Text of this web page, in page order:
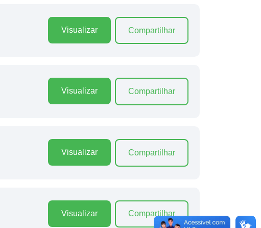
Visualizar Compartilhar
Visualizar Compartilhar
Visualizar Compartilhar
Visualizar Compartilhar